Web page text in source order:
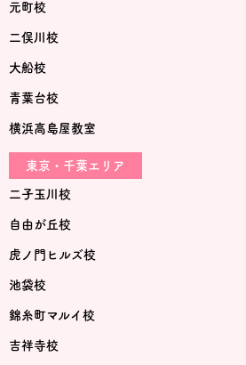
元町校
二俣川校
大船校
青葉台校
横浜高島屋教室
東京・千葉エリア
二子玉川校
自由が丘校
虎ノ門ヒルズ校
池袋校
錦糸町マルイ校
吉祥寺校